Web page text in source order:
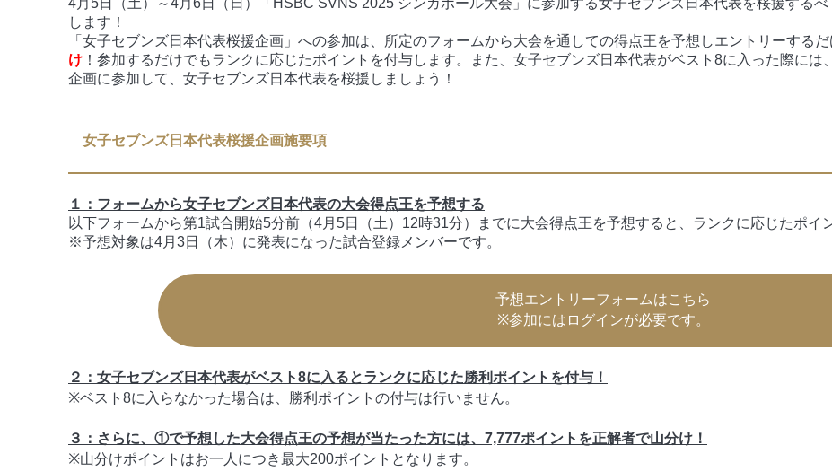
します！
「女子セブンズ日本代表桜援企画」への参加は、所定のフォームから大会を通しての得点王を予想しエントリーする
け ！参加するだけでもランクに応じたポイントを付与します。また、女子セブンズ日本代表がベスト8に入った際に
企画に参加して、女子セブンズ日本代表を桜援しましょう！
女子セブンズ日本代表桜援企画施要項
１：フォームから女子セブンズ日本代表の大会得点王を予想する
以下フォームから第1試合開始5分前（4月5日（土）12時31分）までに大会得点王を予想すると、ランクに応じたポイ
※予想対象は4月3日（木）に発表になった試合登録メンバーです。
予想エントリーフォームはこちら
※参加にはログインが必要です。
２：女子セブンズ日本代表がベスト8に入るとランクに応じた勝利ポイントを付与！
※ベスト8に入らなかった場合は、勝利ポイントの付与は行いません。
３：さらに、①で予想した大会得点王の予想が当たった方には、7,777ポイントを正解者で山分け！
※山分けポイントはお一人につき最大200ポイントとなります。